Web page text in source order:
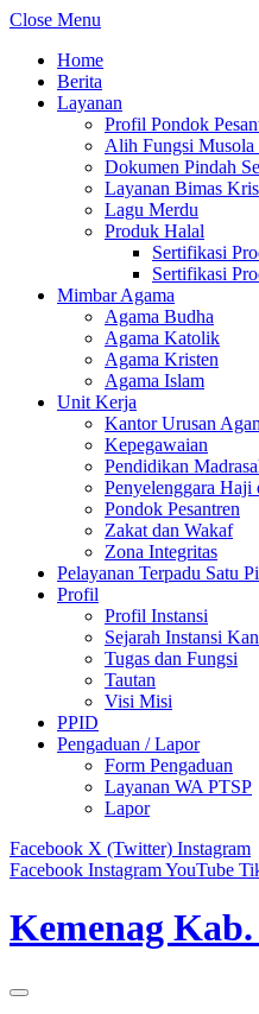
Close Menu
Home
Berita
Layanan
Profil Pondok
Alih Fungsi
Dokumen Pindah
Layanan Bimas
Lagu Merdu
Produk Halal
Sertifikasi
Sertifikasi
Mimbar Agama
Agama Budha
Agama Katolik
Agama Kristen
Agama Islam
Unit Kerja
Kantor Urusan
Kepegawaian
Pendidikan
Penyelenggara Haji
Pondok Pesantren
Zakat dan Wakaf
Zona Integritas
Pelayanan Terpadu Satu
Profil
Profil Instansi
Sejarah Instansi
Tugas dan Fungsi
Tautan
Visi Misi
PPID
Pengaduan / Lapor
Form Pengaduan
Layanan WA PTSP
Lapor
Facebook X (Twitter) Instagram
Facebook InstagramYouTube
Kemenag